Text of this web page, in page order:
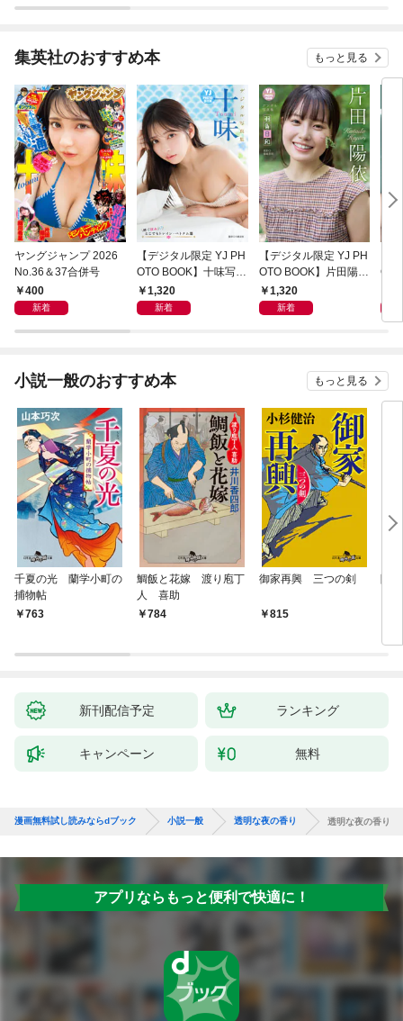
集英社のおすすめ本 もっと見る
ヤングジャンプ 2026
No.36＆37合併号
400
新着
【デジタル限定 YJ PH
OTO BOOK】十味写真
集「続・『ぽみ』！？
どこでもトレイン・ベ
1,320
新着
【デジタル限定 YJ PH
OTO BOOK】片田陽依
写真集「羽色日和」
1,320
新着
リ」
小説一般のおすすめ本 もっと見る
千夏の光 蘭学小町の
捕物帖
763
鯛飯と花嫁 渡り庖丁
人 喜助
784
御家再興 三つの剣
815
降
新刊配信予定 ランキング
キャンペーン 無料
漫画無料試し読みならdブック 小説一般 透明な夜の香り 透明な夜の香り
アプリならもっと便利で快適に！